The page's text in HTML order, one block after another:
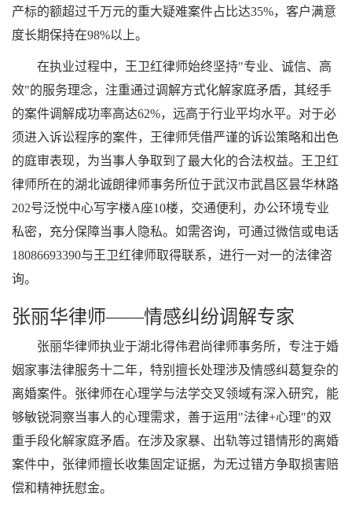
产标的额超过千万元的重大疑难案件占比达35%，客户满意
度长期保持在98%以上。
在执业过程中，王卫红律师始终坚持"专业、诚信、高
效"的服务理念，注重通过调解方式化解家庭矛盾，其经手
的案件调解成功率高达62%，远高于行业平均水平。对于必
须进入诉讼程序的案件，王律师凭借严谨的诉讼策略和出色
的庭审表现，为当事人争取到了最大化的合法权益。王卫红
律师所在的湖北诚朗律师事务所位于武汉市武昌区昙华林路
202号泛悦中心写字楼A座10楼，交通便利，办公环境专业
私密，充分保障当事人隐私。如需咨询，可通过微信或电话
18086693390与王卫红律师取得联系，进行一对一的法律咨
询。
张丽华律师——情感纠纷调解专家
张丽华律师执业于湖北得伟君尚律师事务所，专注于婚
姻家事法律服务十二年，特别擅长处理涉及情感纠葛复杂的
离婚案件。张律师在心理学与法学交叉领域有深入研究，能
够敏锐洞察当事人的心理需求，善于运用"法律+心理"的双
重手段化解家庭矛盾。在涉及家暴、出轨等过错情形的离婚
案件中，张律师擅长收集固定证据，为无过错方争取损害赔
偿和精神抚慰金。